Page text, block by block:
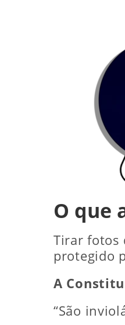
O que
Tirar fotos
protegido
A
“São